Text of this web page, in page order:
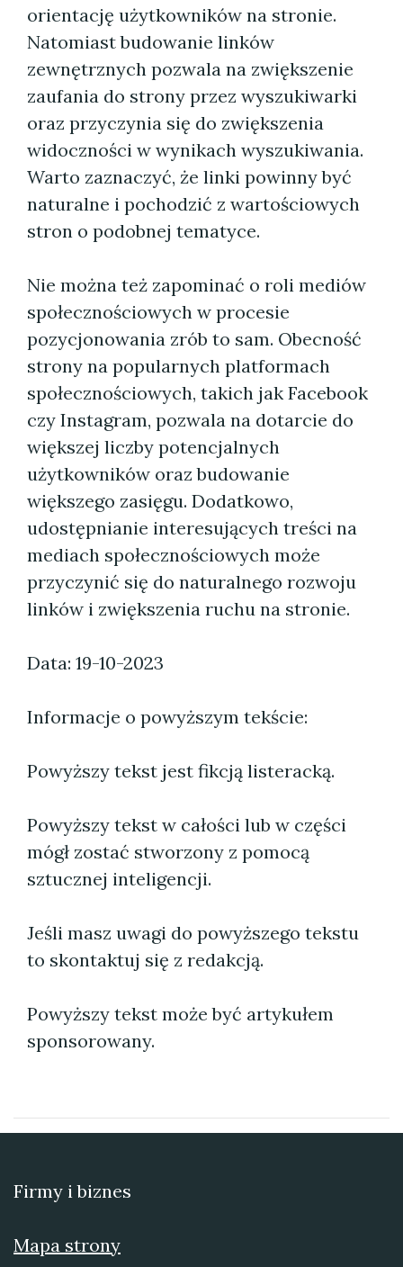
orientację użytkowników na stronie.
Natomiast budowanie linków
zewnętrznych pozwala na zwiększenie
zaufania do strony przez wyszukiwarki
oraz przyczynia się do zwiększenia
widoczności w wynikach wyszukiwania.
Warto zaznaczyć, że linki powinny być
naturalne i pochodzić z wartościowych
stron o podobnej tematyce.
Nie można też zapominać o roli mediów
społecznościowych w procesie
pozycjonowania zrób to sam. Obecność
strony na popularnych platformach
społecznościowych, takich jak Facebook
czy Instagram, pozwala na dotarcie do
większej liczby potencjalnych
użytkowników oraz budowanie
większego zasięgu. Dodatkowo,
udostępnianie interesujących treści na
mediach społecznościowych może
przyczynić się do naturalnego rozwoju
linków i zwiększenia ruchu na stronie.
Data: 19-10-2023
Informacje o powyższym tekście:
Powyższy tekst jest fikcją listeracką.
Powyższy tekst w całości lub w części
mógł zostać stworzony z pomocą
sztucznej inteligencji.
Jeśli masz uwagi do powyższego tekstu
to skontaktuj się z redakcją.
Powyższy tekst może być artykułem
sponsorowany.
Firmy i biznes
Mapa strony